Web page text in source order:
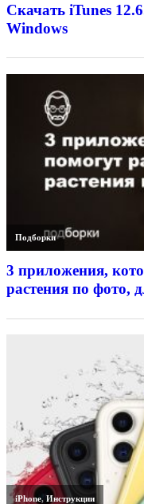
Скачать iTunes
Windows
Подборки
3 приложения,
растения по фото,
iPhone,Инструкции